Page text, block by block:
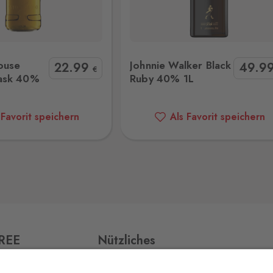
6 Stk.
55 Stk.
40%
22.99 €
speichern
Johnnie Walker Black
Ruby 40% 1L
49
Als Favorit speichern
Nützliches